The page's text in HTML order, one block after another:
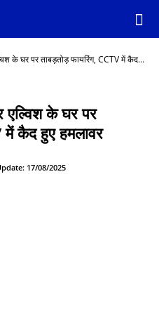
के घर पर ताबड़तोड़ फायरिंग, CCTV में कैद...
के घर पर
में कैद हुए हमलावर
17/08/2025